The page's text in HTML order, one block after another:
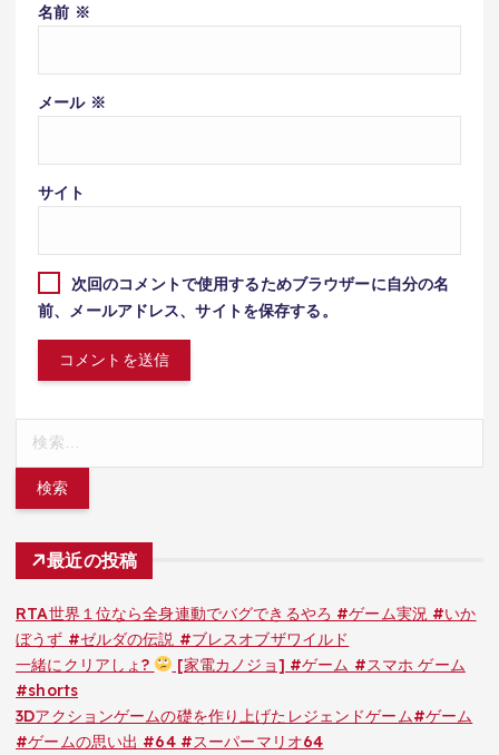
名前 ※
メール ※
サイト
次回のコメントで使用するためブラウザーに自分の名
前、メールアドレス、サイトを保存する。
最近の投稿
RTA世界１位なら全身連動でバグできるやろ #ゲーム実況 #いか
ぼうず #ゼルダの伝説 #ブレスオブザワイルド
一緒にクリアしょ?
[家電カノジョ] #ゲーム #スマホ ゲーム
#shorts
3Dアクションゲームの礎を作り上げたレジェンドゲーム#ゲーム
#ゲームの思い出 #64 #スーパーマリオ64